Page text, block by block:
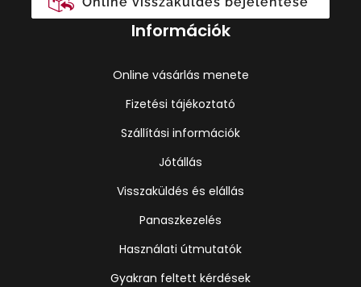
Információk
Online vásárlás menete
Fizetési tájékoztató
Szállítási információk
Jótállás
Visszaküldés és elállás
Panaszkezelés
Használati útmutatók
Gyakran feltett kérdések